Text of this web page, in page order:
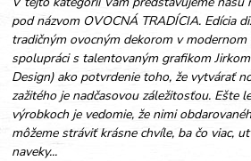
pod názvom OVOCNÁ TRADÍCIA. Edícia
tradičným ovocným dekorom v modernom
spolupráci s talentovaným grafikom
Design) ako potvrdenie toho, že vytvárať
zažitého je nadčasovou záležitosťou. Ešte
výrobkoch je vedomie, že nimi
môžeme stráviť krásne chvíle, ba čo viac,
naveky...